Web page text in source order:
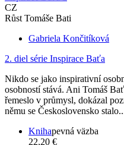
CZ
Růst Tomáše Bati
Gabriela Končitíková
2. diel série Inspirace Baťa
Nikdo se jako inspirativní
osobností stává. Ani Tomáš
řemeslo v průmysl, dokázal
němu se Československo
Knihapevná väzba
22,20 €